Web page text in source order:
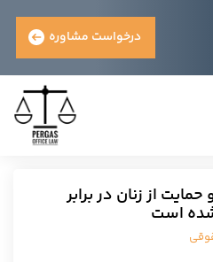
درخواست مشاوره
از زنان در برابر
است